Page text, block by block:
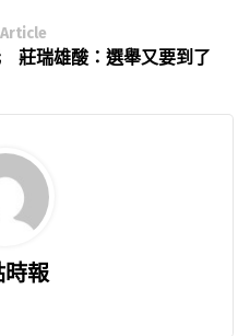
莊瑞雄酸：選舉又要到了
時報